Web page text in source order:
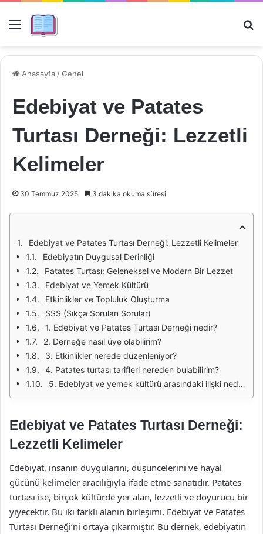
Menü
Anasayfa /Genel
Edebiyat ve Patates
Turtası Derneği: Lezzetli
Kelimeler
30 Temmuz 2025 3 dakika okuma süresi
Edebiyat ve Patates Turtası Derneği: Lezzetli Kelimeler
Edebiyatın Duygusal Derinliği
Patates Turtası: Geleneksel ve Modern Bir Lezzet
Edebiyat ve Yemek Kültürü
Etkinlikler ve Topluluk Oluşturma
SSS (Sıkça Sorulan Sorular)
1. Edebiyat ve Patates Turtası Derneği nedir?
2. Derneğe nasıl üye olabilirim?
3. Etkinlikler nerede düzenleniyor?
4. Patates turtası tarifleri nereden bulabilirim?
5. Edebiyat ve yemek kültürü arasındaki ilişki nedir?
Edebiyat ve Patates Turtası Derneği:
Lezzetli Kelimeler
Edebiyat, insanın duygularını, düşüncelerini ve hayal
gücünü kelimeler aracılığıyla ifade etme sanatıdır. Patates
turtası ise, birçok kültürde yer alan, lezzetli ve doyurucu bir
yiyecektir. Bu iki farklı alanın birleşimi, Edebiyat ve Patates
Turtası Derneği’ni ortaya çıkarmıştır. Bu dernek, edebiyatın